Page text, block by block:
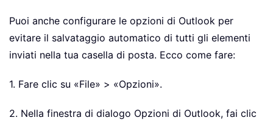
Puoi anche configurare le opzioni di Outlook per
evitare il salvataggio automatico di tutti gli elementi
inviati nella tua casella di posta. Ecco come fare:
1. Fare clic su «File» > «Opzioni».
2. Nella finestra di dialogo Opzioni di Outlook, fai clic